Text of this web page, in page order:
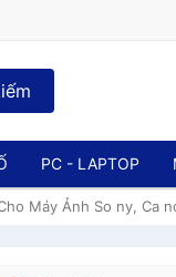
PC - LAPTOP
Máy Ảnh So ny, Ca